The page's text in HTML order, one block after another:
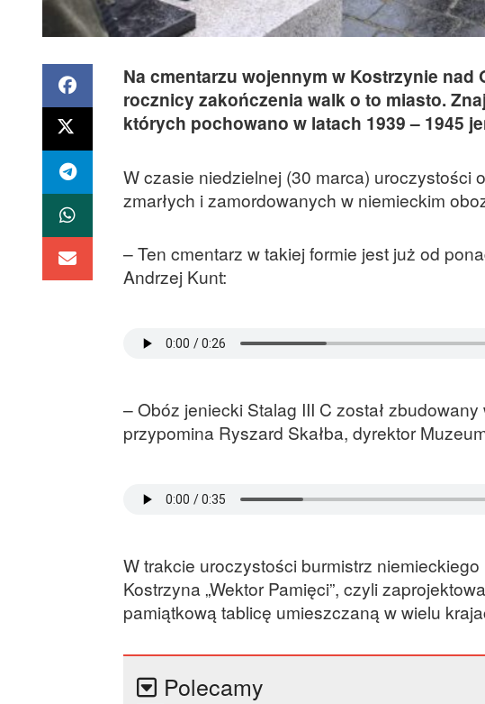
Na cmentarzu wojennym w Kostrzynie
rocznicy zakończenia walk o to miasto.
których pochowano w latach 1939 – 1945
W czasie niedzielnej (30 marca) uroczystości
zmarłych i zamordowanych w niemieckim
– Ten cmentarz w takiej formie jest już od
Andrzej Kunt:
– Obóz jeniecki Stalag III C został
przypomina Ryszard Skałba, dyrektor
W trakcie uroczystości burmistrz
Kostrzyna „Wektor Pamięci”, czyli
pamiątkową tablicę umieszczaną w wielu
Polecamy